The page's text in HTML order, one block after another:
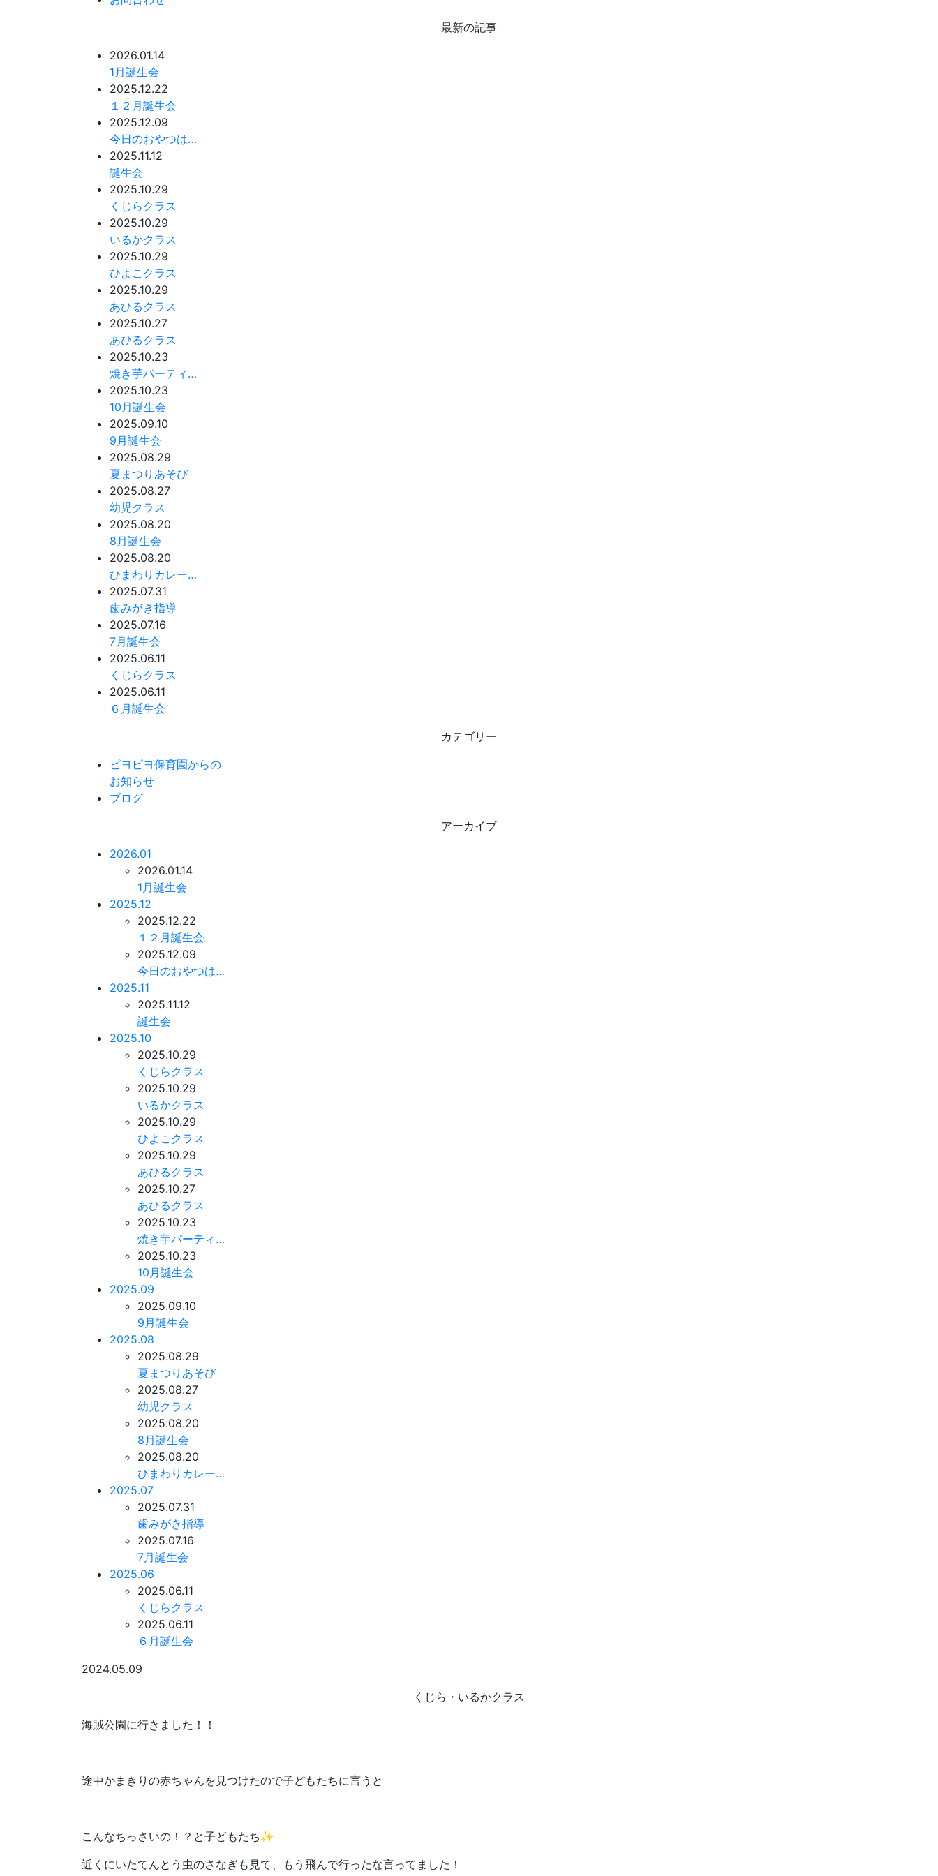
最新の記事
2026.01.14
1月誕生会
2025.12.22
１２月誕生会
2025.12.09
今日のおやつは…
2025.11.12
誕生会
2025.10.29
くじらクラス
2025.10.29
いるかクラス
2025.10.29
ひよこクラス
2025.10.29
あひるクラス
2025.10.27
あひるクラス
2025.10.23
焼き芋パーティ…
2025.10.23
10月誕生会
2025.09.10
9月誕生会
2025.08.29
夏まつりあそび
2025.08.27
幼児クラス
2025.08.20
8月誕生会
2025.08.20
ひまわりカレー…
2025.07.31
歯みがき指導
2025.07.16
7月誕生会
2025.06.11
くじらクラス
2025.06.11
６月誕生会
カテゴリー
ピヨピヨ保育園からの
お知らせ
ブログ
アーカイブ
2026.01
2026.01.14
1月誕生会
2025.12
2025.12.22
１２月誕生会
2025.12.09
今日のおやつは…
2025.11
2025.11.12
誕生会
2025.10
2025.10.29
くじらクラス
2025.10.29
いるかクラス
2025.10.29
ひよこクラス
2025.10.29
あひるクラス
2025.10.27
あひるクラス
2025.10.23
焼き芋パーティ…
2025.10.23
10月誕生会
2025.09
2025.09.10
9月誕生会
2025.08
2025.08.29
夏まつりあそび
2025.08.27
幼児クラス
2025.08.20
8月誕生会
2025.08.20
ひまわりカレー…
2025.07
2025.07.31
歯みがき指導
2025.07.16
7月誕生会
2025.06
2025.06.11
くじらクラス
2025.06.11
６月誕生会
2024.05.09
くじら・いるかクラス
海賊公園に行きました！！
途中かまきりの赤ちゃんを見つけたので子どもたちに言うと
こんなちっさいの！？と子どもたち✨
近くにいたてんとう虫のさなぎも見て、もう飛んで行ったな言ってました！